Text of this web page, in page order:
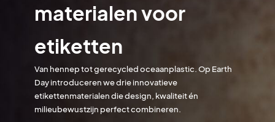
materialen voor
etiketten
Van hennep tot gerecycled oceaanplastic. Op Earth
Day introduceren we drie innovatieve
etikettenmaterialen die design, kwaliteit én
milieubewustzijn perfect combineren.